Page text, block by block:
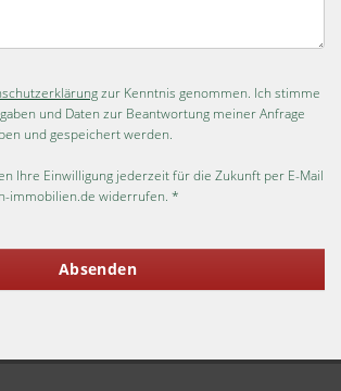
zur Kenntnis genommen. Ich stimme
und Daten zur Beantwortung meiner Anfrage
und gespeichert werden.
Ihre Einwilligung jederzeit für die Zukunft per E-Mail
immobilien.de widerrufen. *
Absenden